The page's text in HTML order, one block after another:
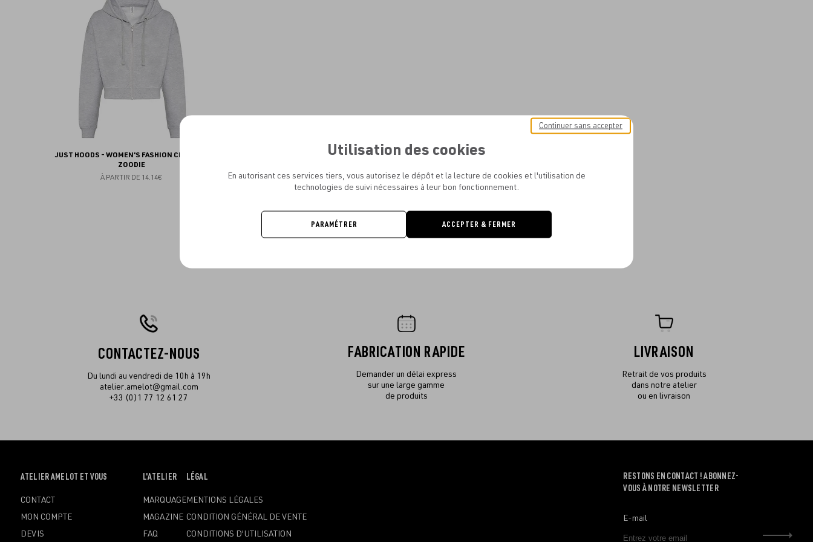
JUST HOODS - WOMEN'S FASHION CROPPED
ZOODIE
À PARTIR DE 14.14€
CONTACTEZ-NOUS
Du lundi au vendredi de 10h à 19h
atelier.amelot@gmail.com
+33 (0)1 77 12 61 27
FABRICATION RAPIDE
Demander un délai express
sur une large gamme
de produits
LIVRAISON
Retrait de vos produits
dans notre atelier
ou en livraison
OUVRIR
MENU
ATELIER AMELOT ET VOUS
CONTACT
MON COMPTE
DEVIS
OUVRIR
MENU
L'ATELIER
MARQUAGE
MAGAZINE
FAQ
OUVRIR
MENU
LÉGAL
MENTIONS LÉGALES
CONDITION GÉNÉRAL DE VENTE
CONDITIONS D'UTILISATION
RESTONS EN CONTACT ! ABONNEZ-
VOUS À NOTRE NEWSLETTER
E-mail
Utilisation des cookies
En autorisant ces services tiers, vous autorisez le dépôt et la lecture de cookies et l'utilisation de
technologies de suivi nécessaires à leur bon fonctionnement.
Continuer sans accepter
PARAMÉTRER ACCEPTER & FERMER